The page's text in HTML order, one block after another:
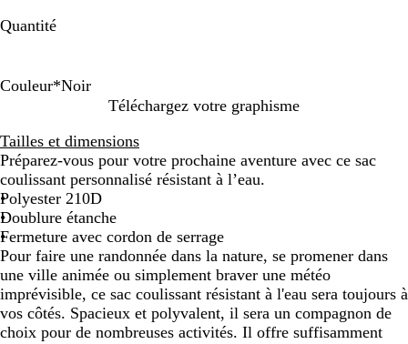
Quantité
Couleur*Noir
i
r
r
t
l
i
m
e
e
u
m
a
r
i
n
e
a
n
g
e
u
g
e
e
u
r
o
i
a
n
c
Téléchargez votre graphisme
Tailles et dimensions
Préparez-vous pour votre prochaine aventure avec ce sac
coulissant personnalisé résistant à l’eau.
Polyester 210D
Doublure étanche
Fermeture avec cordon de serrage
Pour faire une randonnée dans la nature, se promener dans
une ville animée ou simplement braver une météo
imprévisible, ce sac coulissant résistant à l'eau sera toujours à
vos côtés. Spacieux et polyvalent, il sera un compagnon de
choix pour de nombreuses activités. Il offre suffisamment